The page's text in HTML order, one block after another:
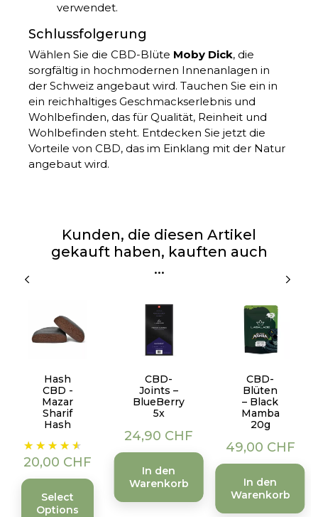
verwendet.
Schlussfolgerung
Wählen Sie die CBD-Blüte Moby Dick, die
sorgfältig in hochmodernen Innenanlagen in
der Schweiz angebaut wird. Tauchen Sie ein in
ein reichhaltiges Geschmackserlebnis und
Wohlbefinden, das für Qualität, Reinheit und
Wohlbefinden steht. Entdecken Sie jetzt die
Vorteile von CBD, das im Einklang mit der Natur
angebaut wird.
Kunden, die diesen Artikel
gekauft haben, kauften auch
...
Hash
CBD -
Mazar
Sharif
Hash
Preis
20,00 CHF
Select
Options
CBD-
Joints –
BlueBerry
5x
Preis
24,90 CHF
In den
Warenkorb
CBD-
Blüten
– Black
Mamba
20g
Preis
49,00 CHF
In den
Warenkorb